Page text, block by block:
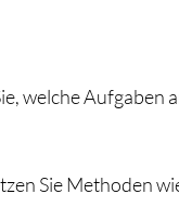
welche Aufgaben
Sie Methoden